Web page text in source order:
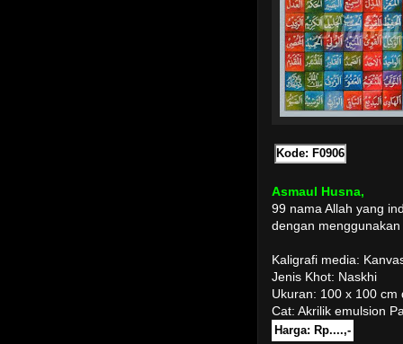
Kode: F0906
Asmaul Husna,
99 nama Allah yang
dengan
Kaligrafi media:
Jenis Khot: Naskhi
Ukuran: 100 x 100 cm
Cat: Akrilik emulsion
Harga: Rp....,-